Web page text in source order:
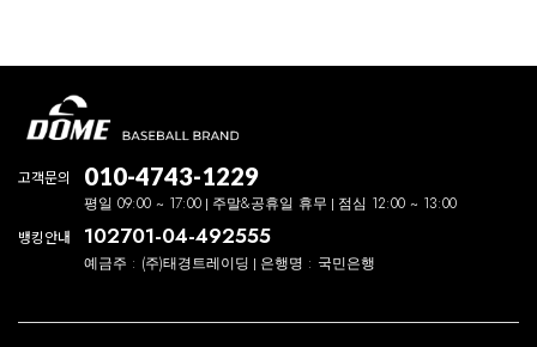
고객문의 010-4743-1229
평일 09:00 ~ 17:00 주말&공휴일 휴무 점심 12:00 ~ 13:00
뱅킹안내 102701-04-492555
예금주 : (주)태경트레이딩 은행명 : 국민은행